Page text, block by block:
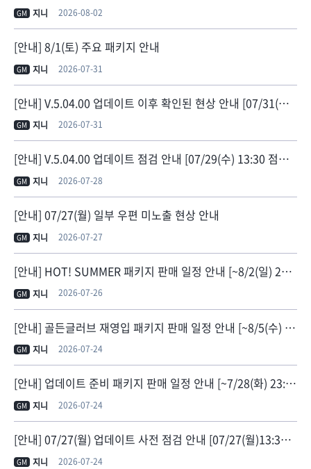
GM 지니 2026-08-02
[안내] 8/1(토) 주요 패키지 안내
GM 지니 2026-07-31
[안내] V.5.04.00 업데이트 이후 확인된 현상 안내 [07/31(금) 11:30 현상 수정]
GM 지니 2026-07-31
[안내] V.5.04.00 업데이트 점검 안내 [07/29(수) 13:30 점검 종료]
GM 지니 2026-07-28
[안내] 07/27(월) 일부 우편 미노출 현상 안내
GM 지니 2026-07-27
[안내] HOT! SUMMER 패키지 판매 일정 안내 [~8/2(일) 23:59]
GM 지니 2026-07-26
[안내] 골든글러브 재영입 패키지 판매 일정 안내 [~8/5(수) 23:59]
GM 지니 2026-07-24
[안내] 업데이트 준비 패키지 판매 일정 안내 [~7/28(화) 23:59]
GM 지니 2026-07-24
[안내] 07/27(월) 업데이트 사전 점검 안내 [07/27(월)13:30 점검 종료]
GM 지니 2026-07-24